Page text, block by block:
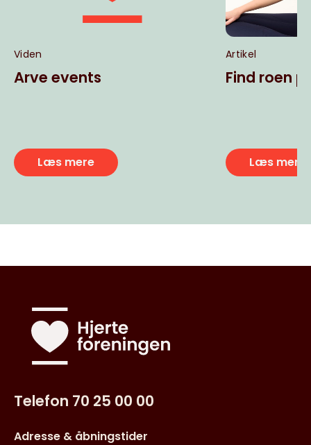
Viden
Arve events
Læs mere
Artikel
Find roen
Læs mere
Telefon 70 25 00 00
Adresse & åbningstider